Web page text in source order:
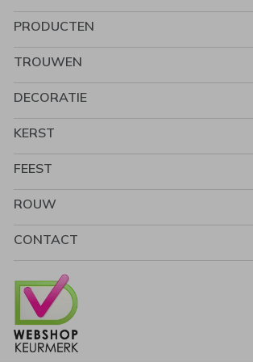
PRODUCTEN
TROUWEN
DECORATIE
KERST
FEEST
ROUW
CONTACT